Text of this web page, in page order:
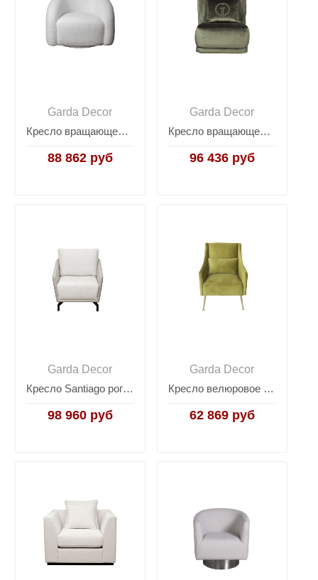
Garda Decor
Кресло вращающееся Monblan букле белое MONBLAN-K-HUSH000
88 862 руб
Garda Decor
Кресло вращающееся Grazia GD-GRAZIA-3К
96 436 руб
Garda Decor
Кресло Santiago рогожка/иск.кожа GD-SANTIAGO-K-2
98 960 руб
Garda Decor
Кресло велюровое оливковое с подушкой 87YY-1914 OLV
62 869 руб